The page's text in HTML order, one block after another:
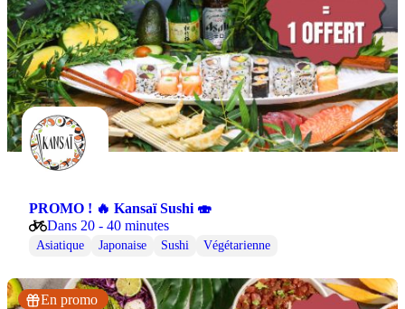
PROMO ! 🔥 Kansaï Sushi 🍣
Dans 20 - 40 minutes
Asiatique Japonaise Sushi Végétarienne
En promo